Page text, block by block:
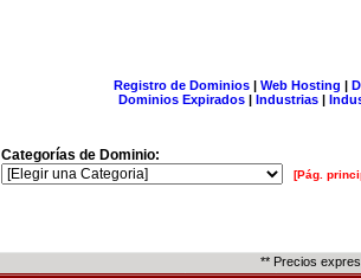
Registro de Dominios| Web Hosting |
Dominios Expirados | Industrias |
Categorías de Dominio:
[Pág.
** Precios